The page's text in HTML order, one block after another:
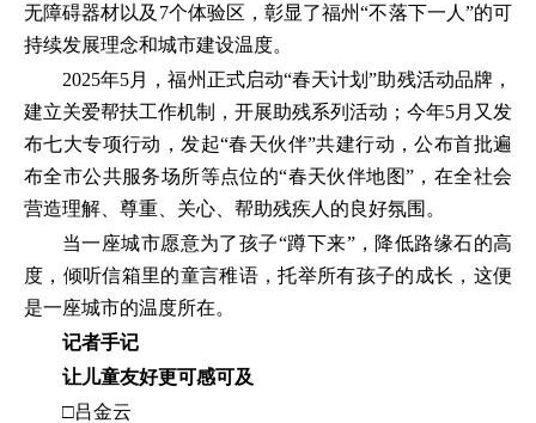
无障碍器材以及7个体验区，彰显了福州“不落下一人”的可
持续发展理念和城市建设温度。
2025年5月，福州正式启动“春天计划”助残活动品牌，
建立关爱帮扶工作机制，开展助残系列活动；今年5月又发
布七大专项行动，发起“春天伙伴”共建行动，公布首批遍
布全市公共服务场所等点位的“春天伙伴地图”，在全社会
营造理解、尊重、关心、帮助残疾人的良好氛围。
当一座城市愿意为了孩子“蹲下来”，降低路缘石的高
度，倾听信箱里的童言稚语，托举所有孩子的成长，这便
是一座城市的温度所在。
记者手记
让儿童友好更可感可及
□吕金云